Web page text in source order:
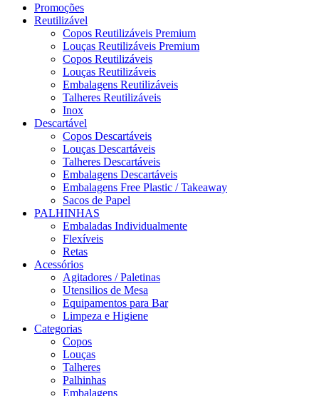
Promoções
Reutilizável
Copos Reutilizáveis Premium
Louças Reutilizáveis Premium
Copos Reutilizáveis
Louças Reutilizáveis
Embalagens Reutilizáveis
Talheres Reutilizáveis
Inox
Descartável
Copos Descartáveis
Louças Descartáveis
Talheres Descartáveis
Embalagens Descartáveis
Embalagens Free Plastic / Takeaway
Sacos de Papel
PALHINHAS
Embaladas Individualmente
Flexíveis
Retas
Acessórios
Agitadores / Paletinas
Utensilios de Mesa
Equipamentos para Bar
Limpeza e Higiene
Categorias
Copos
Louças
Talheres
Palhinhas
Embalagens